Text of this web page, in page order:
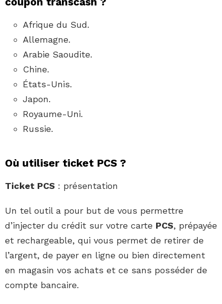
Afrique du Sud.
Allemagne.
Arabie Saoudite.
Chine.
États-Unis.
Japon.
Royaume-Uni.
Russie.
Où utiliser ticket PCS ?
Ticket PCS : présentation
Un tel outil a pour but de vous permettre
d’injecter du crédit sur votre carte PCS, prépayée
et rechargeable, qui vous permet de retirer de
l’argent, de payer en ligne ou bien directement
en magasin vos achats et ce sans posséder de
compte bancaire.